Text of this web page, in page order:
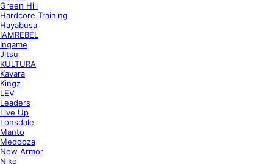
Green Hill
Hardcore Training
Hayabusa
IAMREBEL
Ingame
Jitsu
KULTURA
Kavara
Kingz
LEV
Leaders
Live Up
Lonsdale
Manto
Medooza
New Armor
Nike